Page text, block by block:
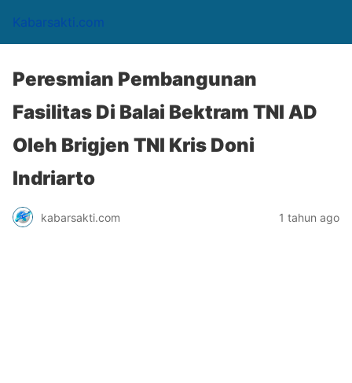
Kabarsakti.com
Peresmian Pembangunan
Fasilitas Di Balai Bektram TNI AD
Oleh Brigjen TNI Kris Doni
Indriarto
kabarsakti.com 1 tahun ago